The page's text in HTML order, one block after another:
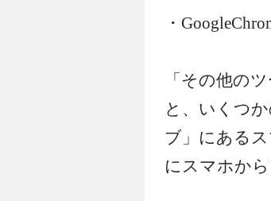
・
「その他の
と、いくつ
ブ」にある
にスマホか